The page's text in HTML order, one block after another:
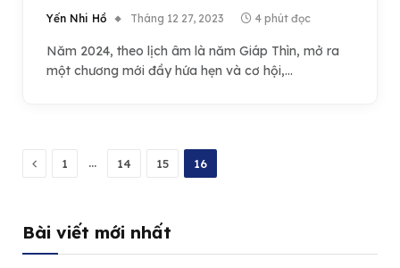
Yến Nhi Hồ Tháng 12 27, 2023 4 phút đọc
Năm 2024, theo lịch âm là năm Giáp Thìn, mở ra
một chương mới đầy hứa hẹn và cơ hội,…
Previous
1 … 14 15 16
Bài viết mới nhất